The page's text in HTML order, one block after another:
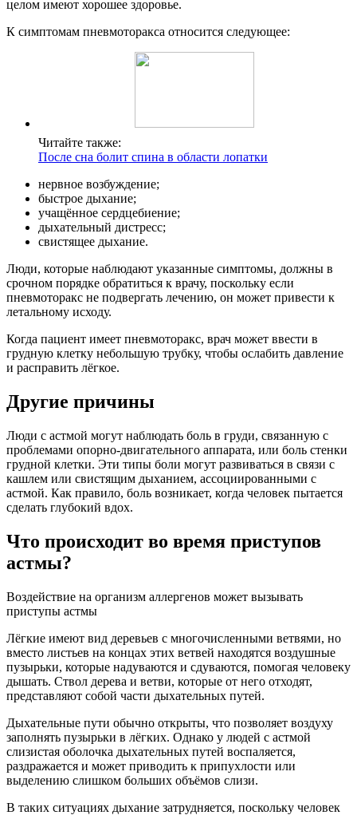
целом имеют хорошее здоровье.
К симптомам пневмоторакса относится следующее:
Читайте также:
После сна болит спина в области лопатки
нервное возбуждение;
быстрое дыхание;
учащённое сердцебиение;
дыхательный дистресс;
свистящее дыхание.
Люди, которые наблюдают указанные симптомы, должны в
срочном порядке обратиться к врачу, поскольку если
пневмоторакс не подвергать лечению, он может привести к
летальному исходу.
Когда пациент имеет пневмоторакс, врач может ввести в
грудную клетку небольшую трубку, чтобы ослабить давление
и расправить лёгкое.
Другие причины
Люди с астмой могут наблюдать боль в груди, связанную с
проблемами опорно-двигательного аппарата, или боль стенки
грудной клетки. Эти типы боли могут развиваться в связи с
кашлем или свистящим дыханием, ассоциированными с
астмой. Как правило, боль возникает, когда человек пытается
сделать глубокий вдох.
Что происходит во время приступов
астмы?
Воздействие на организм аллергенов может вызывать
приступы астмы
Лёгкие имеют вид деревьев с многочисленными ветвями, но
вместо листьев на концах этих ветвей находятся воздушные
пузырьки, которые надуваются и сдуваются, помогая человеку
дышать. Ствол дерева и ветви, которые от него отходят,
представляют собой части дыхательных путей.
Дыхательные пути обычно открыты, что позволяет воздуху
заполнять пузырьки в лёгких. Однако у людей с астмой
слизистая оболочка дыхательных путей воспаляется,
раздражается и может приводить к припухлости или
выделению слишком больших объёмов слизи.
В таких ситуациях дыхание затрудняется, поскольку человек